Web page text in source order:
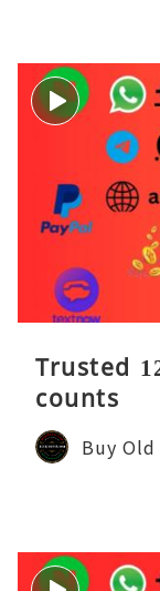
Trusted
counts
Buy Old